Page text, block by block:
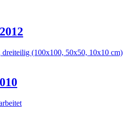
(100x100, 50x50, 10x10 cm)